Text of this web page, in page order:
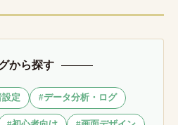
から探す
設定 #データ分析・ログ